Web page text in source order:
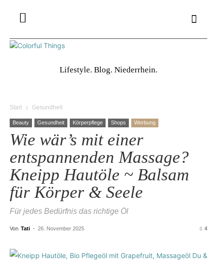
Lifestyle. Blog. Niederrhein.
Start Gesundheit
Beauty Gesundheit Körperpflege Shops Werbung
Wie wär’s mit einer
entspannenden Massage?
Kneipp Hautöle ~ Balsam
für Körper & Seele
Für jedes Bedürfnis das richtige Öl
Von Tati - 26. November 2025 4